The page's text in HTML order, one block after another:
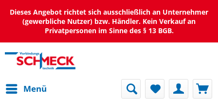
Dieses Angebot richtet sich ausschließlich an Unternehmer
(gewerbliche Nutzer) bzw. Händler. Kein Verkauf an
Privatpersonen im Sinne des § 13 BGB.
Menü